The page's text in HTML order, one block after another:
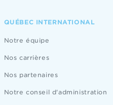
QUÉBEC INTERNATIONAL
Notre équipe
Nos carrières
Nos partenaires
Notre conseil d'administration